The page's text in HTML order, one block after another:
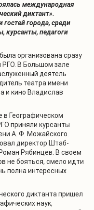
международная
диктант».
гостей города, среди
курсанты, педагоги
организована сразу
В Большом зале
деятель
театра имени
и кино Владислав
в Географическом
приняли курсанты
А. Ф. Можайского.
директор Штаб-
Рябинцев. В своем
не бояться, смело идти
полна интересных
диктанта пришел
наук,